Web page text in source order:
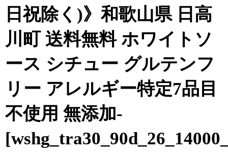
日祝除く)》和歌山県 日高
川町 送料無料 ホワイトソ
ース シチュー グルテンフ
リー アレルギー特定7品目
不使用 無添加-